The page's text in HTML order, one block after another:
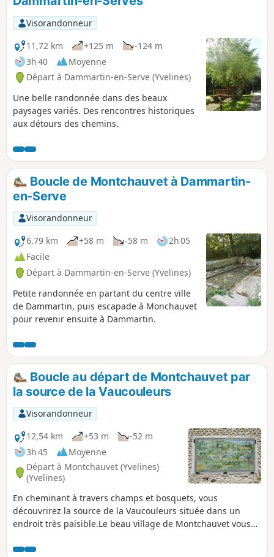
Visorandonneur
11,72 km
+125 m
-124 m
3h 40
Moyenne
Départ à Dammartin-en-Serve (Yvelines)
Une belle randonnée dans des beaux
paysages variés. Des rencontres historiques
aux détours des chemins.
Boucle de Montchauvet à Dammartin-
en-Serve
Visorandonneur
6,79 km
+58 m -58 m
2h 05
Facile
Départ à Dammartin-en-Serve (Yvelines)
Petite randonnée en partant du centre ville
de Dammartin, puis escapade à Monchauvet
pour revenir ensuite à Dammartin.
Boucle au départ de Montchauvet par
la source de la Vaucouleurs
Visorandonneur
12,54 km
+53 m
-52 m
3h 45
Moyenne
Départ à Montchauvet (Yvelines)
(Yvelines)
En cheminant à travers champs et bosquets, vous
découvrirez la source de la Vaucouleurs située dans un
endroit très paisible.Le beau village de Montchauvet vous
historiques ainsi que de belles maisons.